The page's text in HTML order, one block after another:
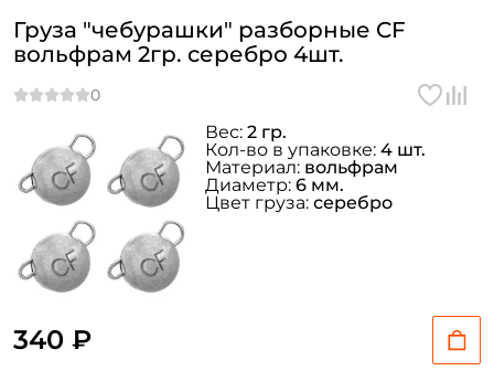
Груза "чебурашки" разборные CF
вольфрам 2гр. серебро 4шт.
340 ₽
Вес: 2 гр.
Кол-во в упаковке: 4 шт.
Материал: вольфрам
Диаметр: 6 мм.
Цвет груза: серебро